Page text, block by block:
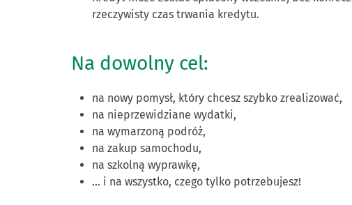
rzeczywisty czas trwania kredytu.
Na dowolny cel:
na nowy pomysł, który chcesz szybko zrealizować,
na nieprzewidziane wydatki,
na wymarzoną podróż,
na zakup samochodu,
na szkolną wyprawkę,
... i na wszystko, czego tylko potrzebujesz!